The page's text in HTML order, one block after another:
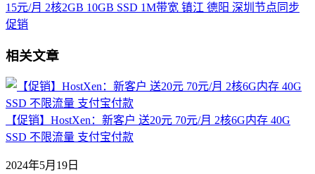
15元/月 2核2GB 10GB SSD 1M带宽 镇江 德阳 深圳节点同步
促销
相关文章
【促销】HostXen：新客户 送20元 70元/月 2核6G内存 40G
SSD 不限流量 支付宝付款
2024年5月19日